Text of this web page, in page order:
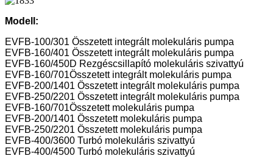
Modell:
EVFB-100/301 Összetett integrált molekuláris pumpa
EVFB-160/401 Összetett integrált molekuláris pumpa
EVFB-160/450D Rezgéscsillapító molekuláris szivattyú
EVFB-160/701Összetett integrált molekuláris pumpa
EVFB-200/1401 Összetett integrált molekuláris pumpa
EVFB-250/2201 Összetett integrált molekuláris pumpa
EVFB-160/701Összetett molekuláris pumpa
EVFB-200/1401 Összetett molekuláris pumpa
EVFB-250/2201 Összetett molekuláris pumpa
EVFB-400/3600 Turbó molekuláris szivattyú
EVFB-400/4500 Turbó molekuláris szivattyú